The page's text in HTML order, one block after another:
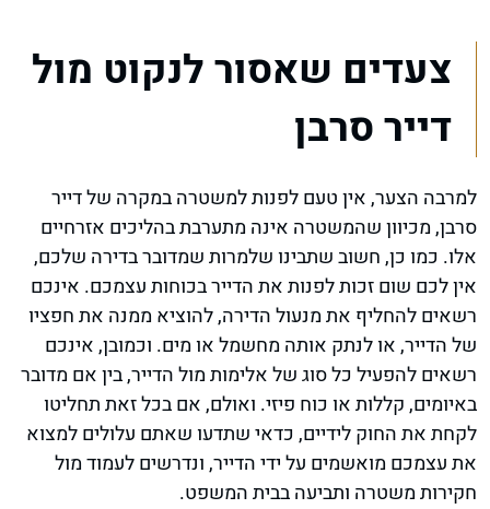
צעדים שאסור לנקוט מול
דייר סרבן
למרבה הצער, אין טעם לפנות למשטרה במקרה של דייר
סרבן, מכיוון שהמשטרה אינה מתערבת בהליכים אזרחיים
אלו. כמו כן, חשוב שתבינו שלמרות שמדובר בדירה שלכם,
אין לכם שום זכות לפנות את הדייר בכוחות עצמכם. אינכם
רשאים להחליף את מנעול הדירה, להוציא ממנה את חפציו
של הדייר, או לנתק אותה מחשמל או מים. וכמובן, אינכם
רשאים להפעיל כל סוג של אלימות מול הדייר, בין אם מדובר
באיומים, קללות או כוח פיזי. ואולם, אם בכל זאת תחליטו
לקחת את החוק לידיים, כדאי שתדעו שאתם עלולים למצוא
את עצמכם מואשמים על ידי הדייר, ונדרשים לעמוד מול
חקירות משטרה ותביעה בבית המשפט.